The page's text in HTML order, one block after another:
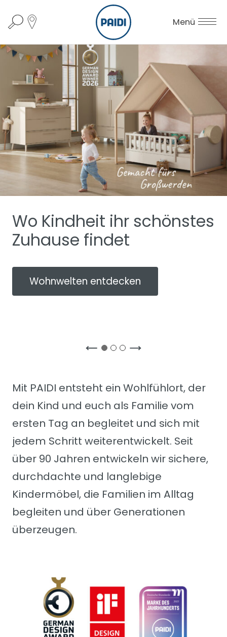
Menü
Wo Kindheit ihr schönstes
Zuhause findet
Wohnwelten entdecken
Mit PAIDI entsteht ein Wohlfühlort, der
dein Kind und euch als Familie vom
ersten Tag an begleitet und sich mit
jedem Schritt weiterentwickelt. Seit
über 90 Jahren entwickeln wir sichere,
durchdachte und langlebige
Kindermöbel, die Familien im Alltag
begleiten und über Generationen
überzeugen.